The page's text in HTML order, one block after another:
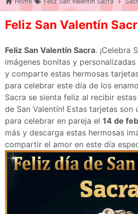
Feliz San Valentín
Feliz San Valentín Sacra. ¡Celebra
imágenes bonitas y
y comparte estas hermosas
para celebrar este día de los
Sacra se sienta feliz al recibir
de San Valentín! Estas tarjetas son
para celebrar en pareja el 14 de
más y descarga estas hermosas
compartir el amor en este día